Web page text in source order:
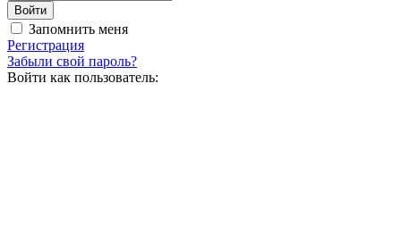
Запомнить меня
Регистрация
Забыли свой пароль?
Войти как пользователь: